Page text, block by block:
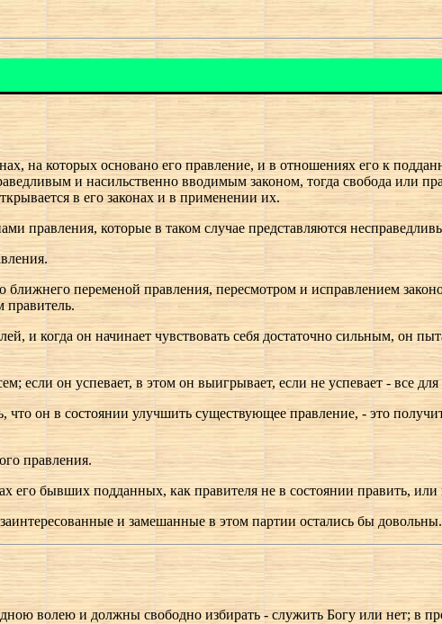
на которых основано его правление, и в отношениях его к
и насильственно вводимым законом, тогда свобода или
в его законах и в применении их.
правления, которые в таком случае представляются
ближнего переменой правления, пересмотром и исправлением
правитель.
и когда он начинает чувствовать себя достаточно сильным, он
если он успевает, в этом он выигрывает, если не успевает - все для
он в состоянии улучшить существующее правление, - это
правления.
его бывших подданных, как правителя не в состоянии править, или
и замешанные в этом партии остались бы довольны.
волею и должны свободно избирать - служить Богу или нет; в